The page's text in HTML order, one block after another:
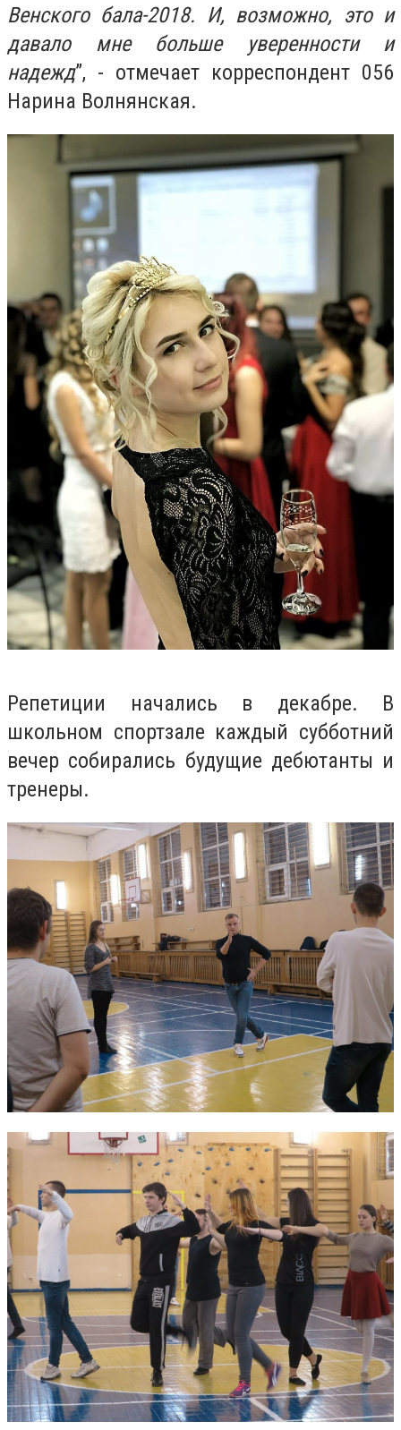
Венского бала-2018. И, возможно, это и
давало мне больше уверенности и
надежд”, - отмечает корреспондент 056
Нарина Волнянская.
Репетиции начались в декабре. В
школьном спортзале каждый субботний
вечер собирались будущие дебютанты и
тренеры.